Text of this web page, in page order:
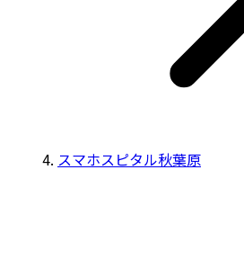
スマホスピタル秋葉原